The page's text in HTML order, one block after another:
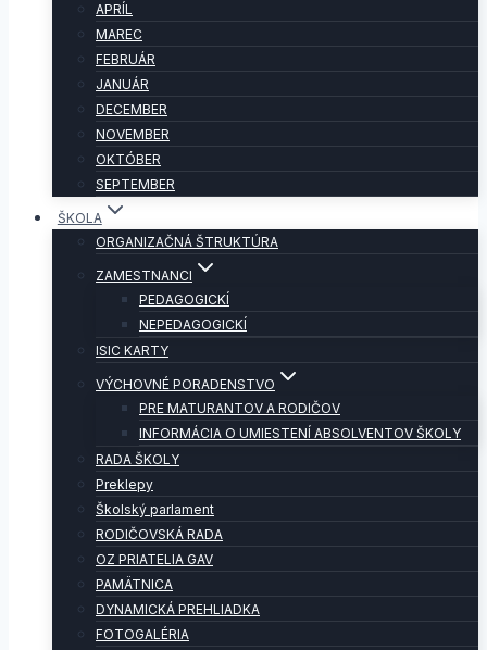
APRÍL
MAREC
FEBRUÁR
JANUÁR
DECEMBER
NOVEMBER
OKTÓBER
SEPTEMBER
ŠKOLA
ORGANIZAČNÁ ŠTRUKTÚRA
ZAMESTNANCI
PEDAGOGICKÍ
NEPEDAGOGICKÍ
ISIC KARTY
VÝCHOVNÉ PORADENSTVO
PRE MATURANTOV A RODIČOV
INFORMÁCIA O UMIESTENÍ ABSOLVENTOV ŠKOLY
RADA ŠKOLY
Preklepy
Školský parlament
RODIČOVSKÁ RADA
OZ PRIATELIA GAV
PAMÄTNICA
DYNAMICKÁ PREHLIADKA
FOTOGALÉRIA